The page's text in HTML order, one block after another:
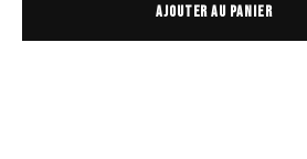
AJOUTER AU PANIER